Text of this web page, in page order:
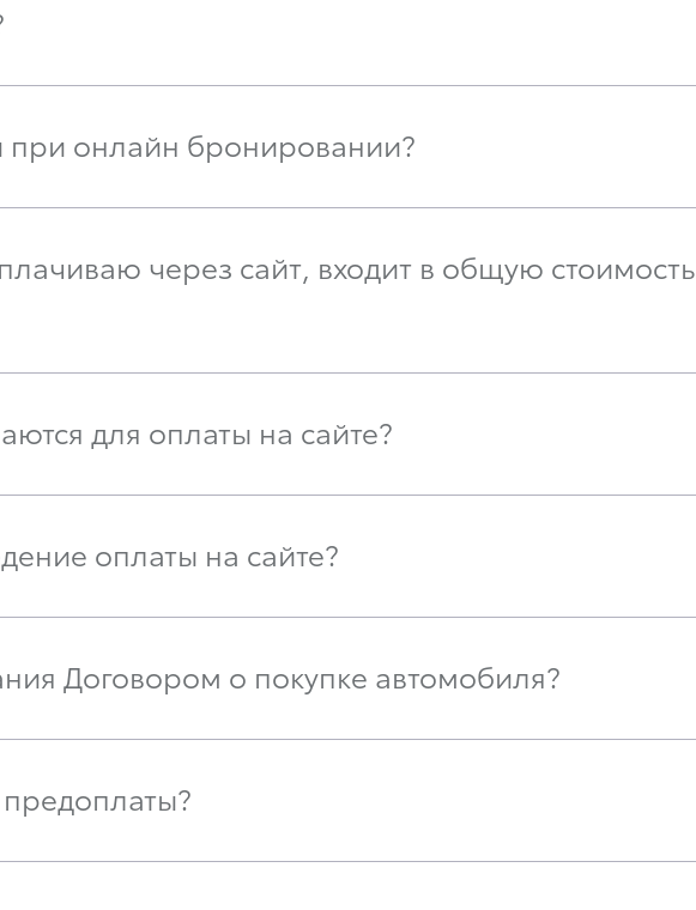
при онлайн бронировании?
через сайт, входит в общую стоимость
для оплаты на сайте?
оплаты на сайте?
Договором о покупке автомобиля?